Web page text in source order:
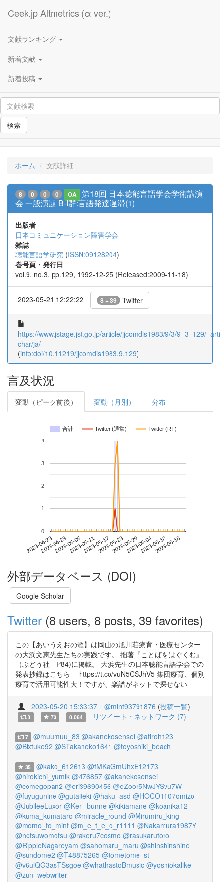
Ceek.jp Altmetrics (α ver.)
文献ランキング
新着文献
新着投稿
検索
ホーム 文献詳細
8 0 0 0 OA
第18回 日本聴能言語学会学術講演
会 一般演題 B-I群:言語発達遅滞(1)
出版者
日本コミュニケーション障害学会
雑誌
聴能言語学研究 (ISSN:09128204)
巻号頁・発行日
vol.9, no.3, pp.129, 1992-12-25 (Released:2009-11-18)
2023-05-21 12:22:22 8 + 39 Twitter
https://www.jstage.jst.go.jp/article/jjcomdis1983/9/3/9_3_129/
char/ja/
(info:doi/10.11219/jjcomdis1983.9.129)
言及状況
変動（ピーク前後） 変動（月別） 分布
合計 Twitter (通常) Twitter (RT)
2023-04-232023-04-292023-05-052023-05-112023-05-172023-05-232023-05-292023-06-042023-06-102023-06-16
0
1
2
3
4
外部データベース (DOI)
Google Scholar
Twitter (8 users, 8 posts, 39 favorites)
この【あいうえおの歌】は岡山の旭川荘療育・医療センター
の大浜文恵先生たちの実践です。 拙著『ことばをはぐくむ』
（ぶどう社 P84)に掲載。 大浜先生の日本聴能言語学会での
発表抄録はこちら https://t.co/vuN5CSJhV5 集団療育、個別
療育で活用可能性大！ですが、楽譜がネットで探せない
2023-05-20 15:33:37 @mint93791876 (投稿一覧)
8 73 0.064 リツイート・ネットワーク (7)
7 @muumuu_83 @akanekosensei @atiroh123
@Bixtuke92 @STakaneko1641 @toyoshiki_beach
35 @kako_612613 @fMKaGmUhxE12173
@hirokichi_yumik @476857 @akanekosensei
@comegopan2 @eri39690456 @eZoor5NwJYSvu7W
@fuyugunine @gutaiteki @haku_asd @HOCO1107omizo
@JubileeLuxor @Ken_bunne @kikiamane @koanika12
@kuma_kumataro @miracle_round @Mirumiru_king
@momo_to_mint @m_e_t_e_o_r1111 @Nakamura1987Y
@netsuwomotsu @rakeru7cosmo @rasukarutoro
@RippleNagareyam @sahomaru_maru @shinshinshine
@sundome2 @T48875265 @tometome_st
@v6ulQG3asTSsgoe @whathastoBmusic @yoshiokalike
@zun_webwriter